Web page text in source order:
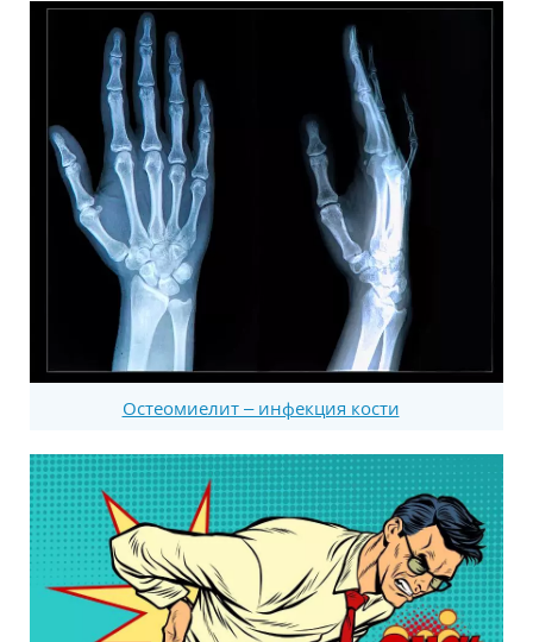
Остеомиелит – инфекция кости